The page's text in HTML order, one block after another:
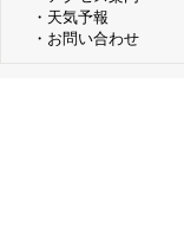
・ 天気予報
・ お問い合わせ